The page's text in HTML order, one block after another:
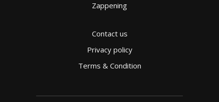
Zappening
Contact us
Privacy policy
Terms & Condition